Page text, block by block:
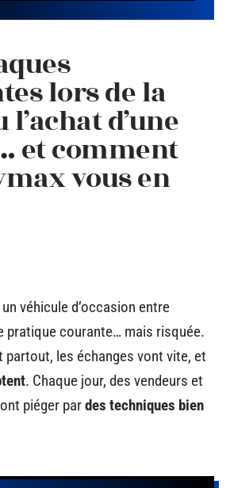
lors de la
d’une
et comment
vous en
véhicule d’occasion entre
pratique courante… mais risquée.
partout, les échanges vont vite, et
. Chaque jour, des vendeurs et
piéger pardes techniques bien